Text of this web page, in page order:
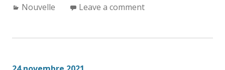
Categories:
Nouvelle Leave a comment